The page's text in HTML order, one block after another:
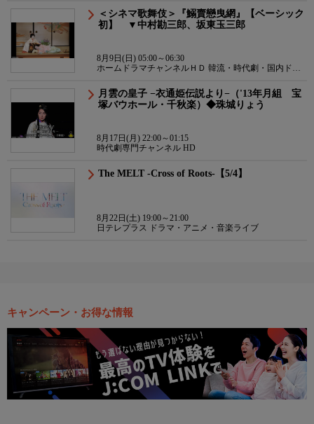
＜シネマ歌舞伎＞『鰯賣戀曳網』【ベーシック
初】 ▼中村勘三郎、坂東玉三郎
8月9日(日) 05:00～06:30
ホームドラマチャンネルＨＤ 韓流・時代劇・国内ドラ
月雲の皇子 −衣通姫伝説より−（'13年月組 宝
塚バウホール・千秋楽）◆珠城りょう
8月17日(月) 22:00～01:15
時代劇専門チャンネル HD
The MELT -Cross of Roots-【5/4】
8月22日(土) 19:00～21:00
日テレプラス ドラマ・アニメ・音楽ライブ
キャンペーン・お得な情報